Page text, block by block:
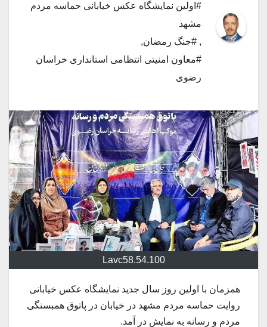
#اولین نمایشگاه عکس خیابانی حماسه مردم
مشهد
, #جنگ رمضان,
#معاون امنیتی انتظامی استانداری خراسان
رضوی
Lavc58.54.100
همزمان با اولین روز سال جدید نمایشگاه عکس خیابانی
روایت حماسه مردم مشهد در خیابان در پاتوق همبستگی
مردم و رسانه به نمایش در آمد.